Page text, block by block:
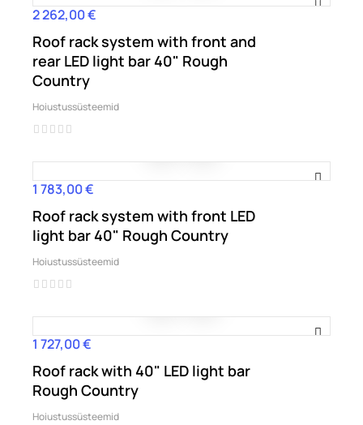
Hind
2 262,00 €
Roof rack system with front and
rear LED light bar 40" Rough
Country
Hoiustussüsteemid
Hind
1 783,00 €
Roof rack system with front LED
light bar 40" Rough Country
Hoiustussüsteemid
Hind
1 727,00 €
Roof rack with 40" LED light bar
Rough Country
Hoiustussüsteemid